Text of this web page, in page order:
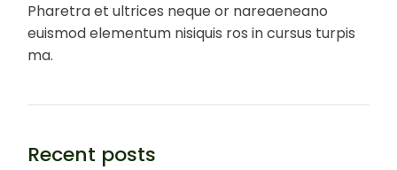
Pharetra et ultrices neque or nareaeneano
euismod elementum nisiquis ros in cursus turpis
ma.
Recent posts